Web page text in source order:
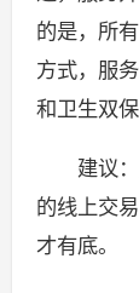
的是，所
方式，服
和卫生双保
建议：
的线上交
才有底。